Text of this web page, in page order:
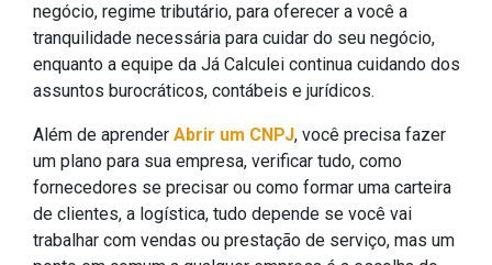
negócio, regime tributário, para oferecer a você a
tranquilidade necessária para cuidar do seu negócio,
enquanto a equipe da Já Calculei continua cuidando dos
assuntos burocráticos, contábeis e jurídicos.
Além de aprender Abrir um CNPJ, você precisa fazer
um plano para sua empresa, verificar tudo, como
fornecedores se precisar ou como formar uma carteira
de clientes, a logística, tudo depende se você vai
trabalhar com vendas ou prestação de serviço, mas um